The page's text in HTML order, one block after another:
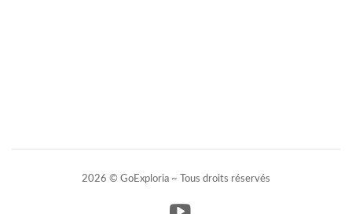
2026 © GoExploria ~ Tous droits réservés